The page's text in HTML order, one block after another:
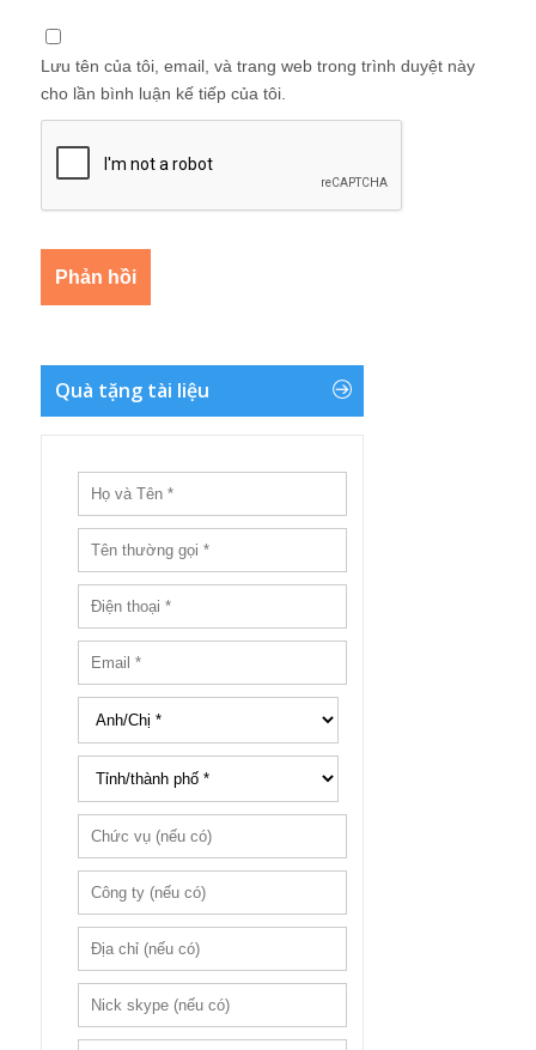
Lưu tên của tôi, email, và trang web trong trình duyệt này
cho lần bình luận kế tiếp của tôi.
Quà tặng tài liệu